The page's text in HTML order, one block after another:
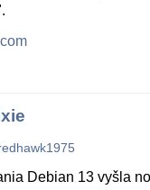
Debian 13 vyšla